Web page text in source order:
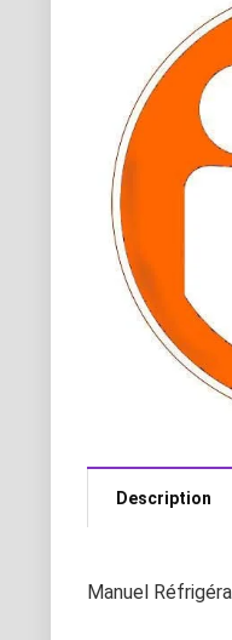
Description
Manuel